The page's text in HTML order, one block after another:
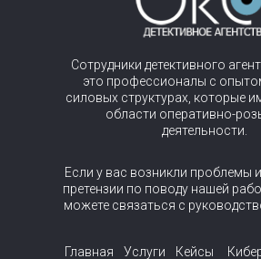
Главная Услуги Кейсы
Сотрудники детективного
это профессионалы с
силовых структурах, которые
области оперативно-
деятельности.
Если у вас возникли проблемы
претензии по поводу нашей
можете связаться с